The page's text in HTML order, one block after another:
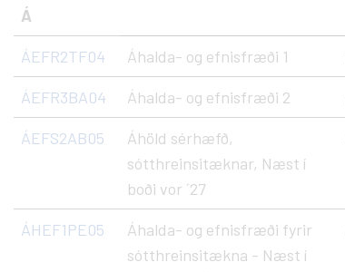
Á
ÁEFR2TF04 Áhalda- og efnisfræði 1
ÁEFR3BA04 Áhalda- og efnisfræði 2
ÁEFS2AB05
Áhöld sérhæfð,
sótthreinsitæknar, Næst í
boði vor ´27
ÁHEF1PE05
Áhalda- og efnisfræði fyrir
sótthreinsitækna - Næst í